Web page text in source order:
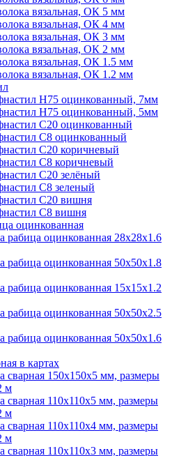
вязальная, ОК 5 мм
вязальная, ОК 4 мм
вязальная, ОК 3 мм
вязальная, ОК 2 мм
вязальная, ОК 1.5 мм
вязальная, ОК 1.2 мм
H75 оцинкованный, 7мм
H75 оцинкованный, 5мм
С20 оцинкованный
С8 оцинкованный
С20 коричневый
С8 коричневый
С20 зелёный
С8 зеленый
С20 вишня
С8 вишня
оцинкованная
рабица оцинкованная 28х28х1.6
рабица оцинкованная 50х50х1.8
рабица оцинкованная 15х15х1.2
рабица оцинкованная 50х50х2.5
рабица оцинкованная 50х50х1.6
в картах
сварная 150х150х5 мм, размеры
м
сварная 110х110х5 мм, размеры
м
сварная 110х110х4 мм, размеры
м
сварная 110х110х3 мм, размеры